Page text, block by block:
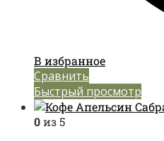
В избранное
Сравнить
Быстрый просмотр
0из 5